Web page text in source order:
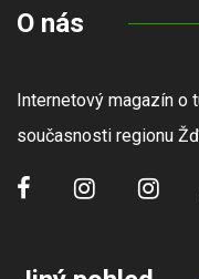
O nás
Internetový magazín o
současnosti regionu